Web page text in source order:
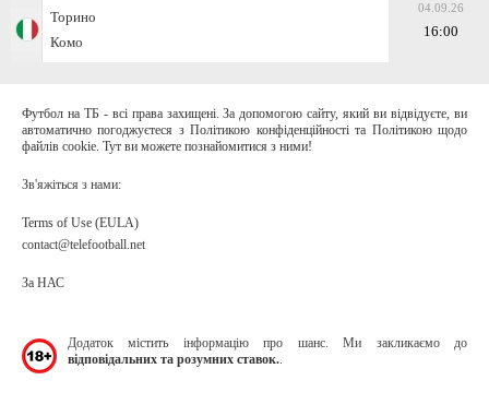
Торино
Комо
04.09.26
16:00
Футбол на ТБ - всі права захищені. За допомогою сайту, який ви відвідуєте, ви
автоматично погоджуєтеся з Політикою конфіденційності та Політикою щодо
файлів cookie. Тут ви можете познайомитися з ними!
Зв'яжіться з нами:
Terms of Use (EULA)
contact@telefootball.net
За НАС
Додаток містить інформацію про шанс. Ми закликаємо до
відповідальних та розумних ставок.